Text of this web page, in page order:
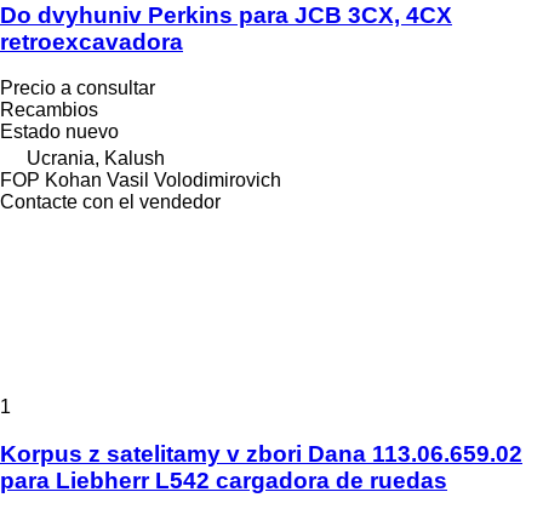
Do dvyhuniv Perkins para JCB 3CX, 4CX
retroexcavadora
Precio a consultar
Recambios
Estado nuevo
Ucrania, Kalush
FOP Kohan Vasil Volodimirovich
Contacte con el vendedor
1
Korpus z satelitamy v zbori Dana 113.06.659.02
para Liebherr L542 cargadora de ruedas